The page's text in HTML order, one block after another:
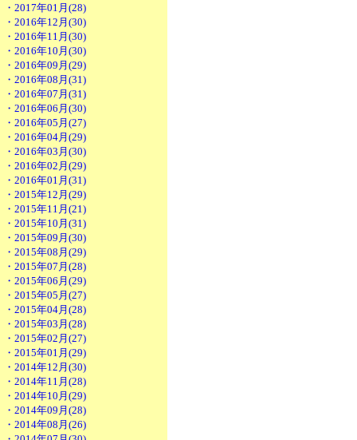
・2017年01月(28)
・2016年12月(30)
・2016年11月(30)
・2016年10月(30)
・2016年09月(29)
・2016年08月(31)
・2016年07月(31)
・2016年06月(30)
・2016年05月(27)
・2016年04月(29)
・2016年03月(30)
・2016年02月(29)
・2016年01月(31)
・2015年12月(29)
・2015年11月(21)
・2015年10月(31)
・2015年09月(30)
・2015年08月(29)
・2015年07月(28)
・2015年06月(29)
・2015年05月(27)
・2015年04月(28)
・2015年03月(28)
・2015年02月(27)
・2015年01月(29)
・2014年12月(30)
・2014年11月(28)
・2014年10月(29)
・2014年09月(28)
・2014年08月(26)